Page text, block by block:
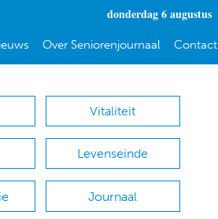
donderdag 6 augustus
Over Seniorenjournaal Contact
Vitaliteit
Levenseinde
Journaal